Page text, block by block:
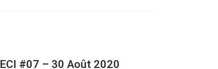
ECI #07 – 30 Août 2020